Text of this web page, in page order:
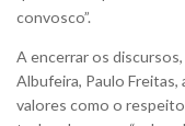
convosco”.
A encerrar os
Albufeira, Paulo
valores como o